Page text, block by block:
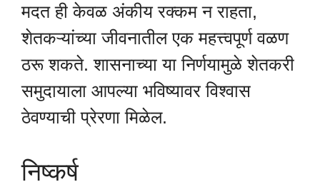
मदत ही केवळ अंकीय रक्कम न राहता,
शेतकऱ्यांच्या जीवनातील एक महत्त्वपूर्ण वळण
ठरू शकते. शासनाच्या या निर्णयामुळे शेतकरी
समुदायाला आपल्या भविष्यावर विश्वास
ठेवण्याची प्रेरणा मिळेल.
निष्कर्ष